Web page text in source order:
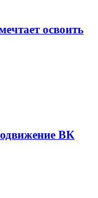
освоить
ВК